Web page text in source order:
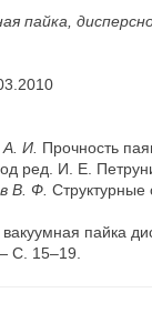
пайка,
И. Прочность
ред. И. Е.
В. Ф.
вакуумная пайка
15–19.